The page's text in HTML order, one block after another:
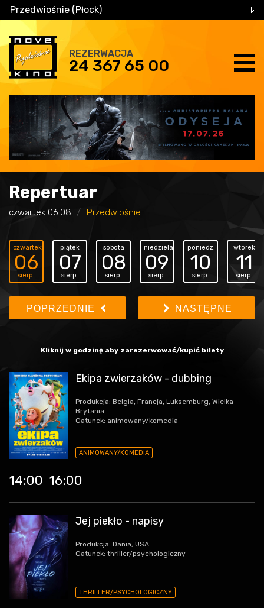
Przedwiośnie (Płock)
REZERWACJA
24 367 65 00
Repertuar
czwartek 06.08 Przedwiośnie
czwartek
06
sierp.
piątek
07
sierp.
sobota
08
sierp.
niedziela
09
sierp.
poniedz.
10
sierp.
wtorek
11
sierp.
POPRZEDNIE NASTĘPNE
Kliknij w godzinę aby zarezerwować/kupić bilety
Ekipa zwierzaków - dubbing
Produkcja: Belgia, Francja, Luksemburg, Wielka
Brytania
Gatunek: animowany/komedia
ANIMOWANY/KOMEDIA
14:00 16:00
Jej piekło - napisy
Produkcja: Dania, USA
Gatunek: thriller/psychologiczny
THRILLER/PSYCHOLOGICZNY